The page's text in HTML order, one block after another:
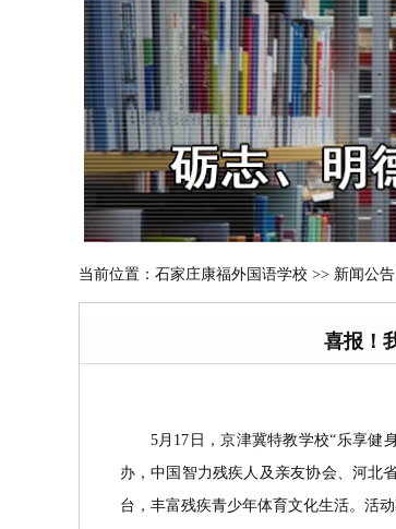
当前位置： 石家庄康福外国语学校 >> 新闻公
喜报！
5月17日，京津冀特教学校“乐享健
办，中国智力残疾人及亲友协会、河北
台，丰富残疾青少年体育文化生活。活